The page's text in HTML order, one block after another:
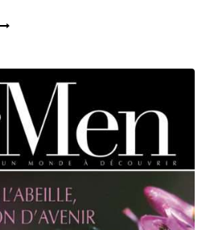
a
plusieurs
variations.
Les
options
peuvent
être
choisies